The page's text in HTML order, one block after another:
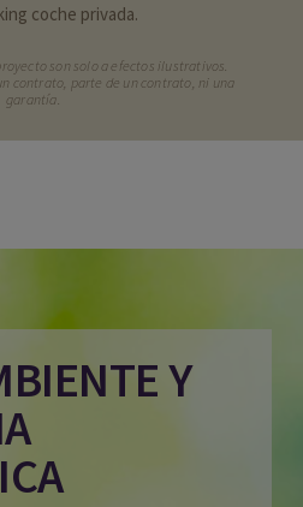
coche privada.
son solo a efectos ilustrativos.
contrato, parte de un contrato, ni una
garantía.
Y